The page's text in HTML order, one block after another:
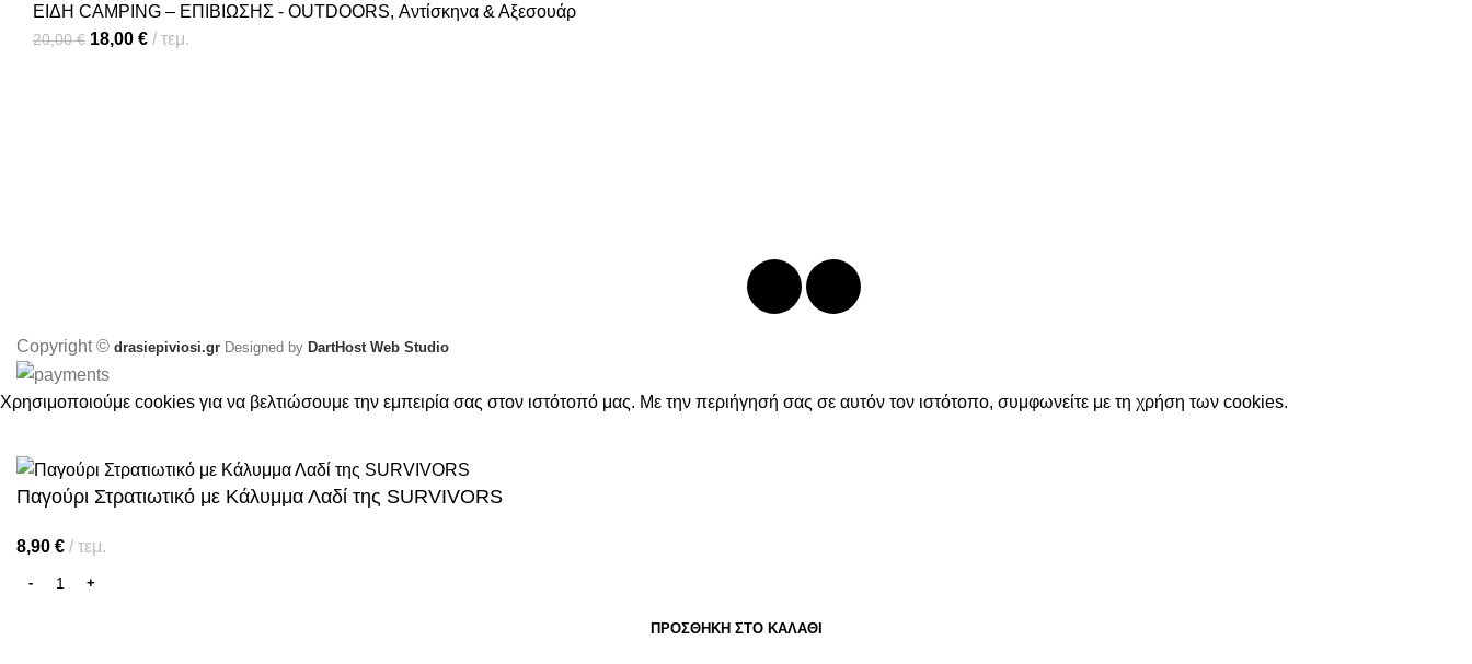
ΕΙΔΗ CAMPING – ΕΠΙΒΙΩΣΗΣ - OUTDOORS, Αντίσκηνα & Αξεσουάρ
20,00€ 18,00 € τεμ.
Copyright © drasiepiviosi.gr Designed by DartHost Web Studio
Χρησιμοποιούμε cookies για να βελτιώσουμε την εμπειρία σας στον ιστότοπό μας. Με την περιήγησή σας σε αυτόν τον ιστότοπο, συμφωνείτε με τη χρήση των cookies.
Παγούρι Στρατιωτικό με Κάλυμμα Λαδί της SURVIVORS
8,90 € τεμ.
ΠΡΟΣΘΉΚΗ ΣΤΟ ΚΑΛΆΘΙ